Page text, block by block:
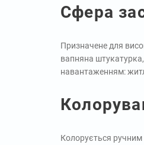
Сфера
Призначене для
вапняна штукатурка,
навантаженням:
Колорується ручним